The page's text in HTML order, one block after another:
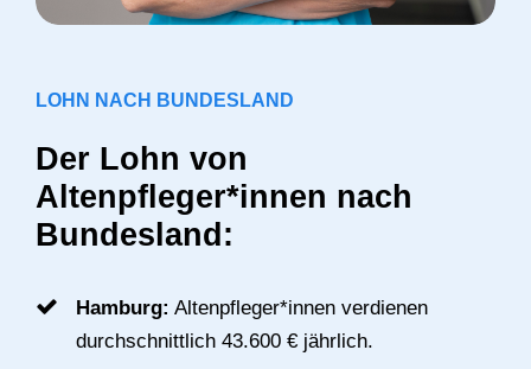
LOHN NACH BUNDESLAND
Der Lohn von
Altenpfleger*innen nach
Bundesland:
Hamburg: Altenpfleger*innen verdienen
durchschnittlich 43.600 € jährlich.